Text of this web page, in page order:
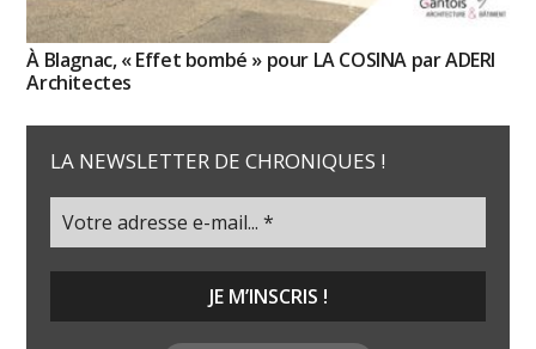
À Blagnac, « Effet bombé » pour LA COSINA par ADERI
Architectes
LA NEWSLETTER DE CHRONIQUES !